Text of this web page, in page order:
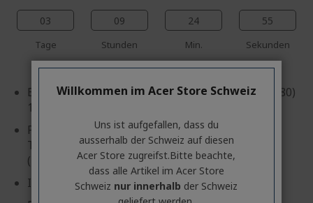
03
Tage
09
Stunden
24
Min.
54
Sekunden
Bildschirm: 60,5 cm (23,8 Zoll) Full HD (1920 x 1080)
180 Hz
Panel-Technologie: Vertical-Alignment-
Technologie (VA) (178°x178°) FreeSync Premium
(DisplayPort VRR/HDMI VRR), HDR 10
Inputs: DisplayPort, HDMI
Willkommen im Acer Store Schweiz
Uns ist aufgefallen, dass du
ausserhalb ​der Schweiz auf diesen
Acer Store zugreifst.​Bitte beachte,
dass alle Artikel im Acer Store
Schweiz nur innerhalb der Schweiz